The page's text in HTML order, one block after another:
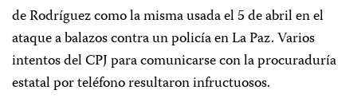
de Rodríguez como la misma usada el 5 de abril en el
ataque a balazos contra un policía en La Paz. Varios
intentos del CPJ para comunicarse con la procuraduría
estatal por teléfono resultaron infructuosos.